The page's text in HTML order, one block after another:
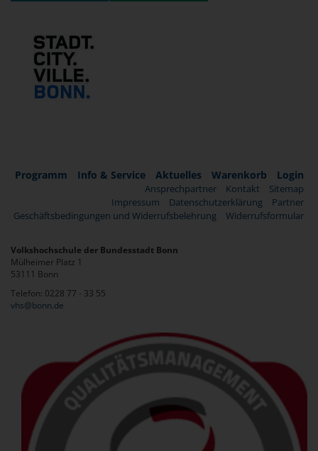
Programm Info & Service Aktuelles Warenkorb Login
Ansprechpartner Kontakt
Sitemap
Impressum
Datenschutzerklärung
Partner
Geschäftsbedingungen und Widerrufsbelehrung
Widerrufsformular
Volkshochschule der Bundesstadt Bonn
Mülheimer Platz 1
53111 Bonn
Telefon: 0228 77 - 33 55
vhs@bonn.de